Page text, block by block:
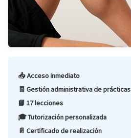
📥 Acceso inmediato
🧾 Gestión administrativa de prácticas
📘 17 lecciones
🎓 Tutorización personalizada
📄 Certificado de realización